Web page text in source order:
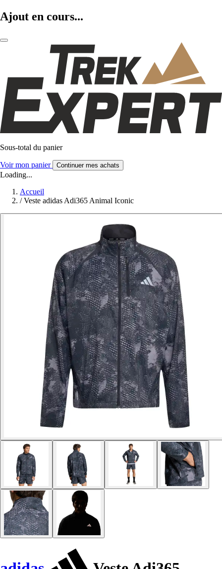
Ajout en cours...
Sous-total du panier
Voir mon panier Continuer mes achats
Loading...
Accueil
/ Veste adidas Adi365 Animal Iconic